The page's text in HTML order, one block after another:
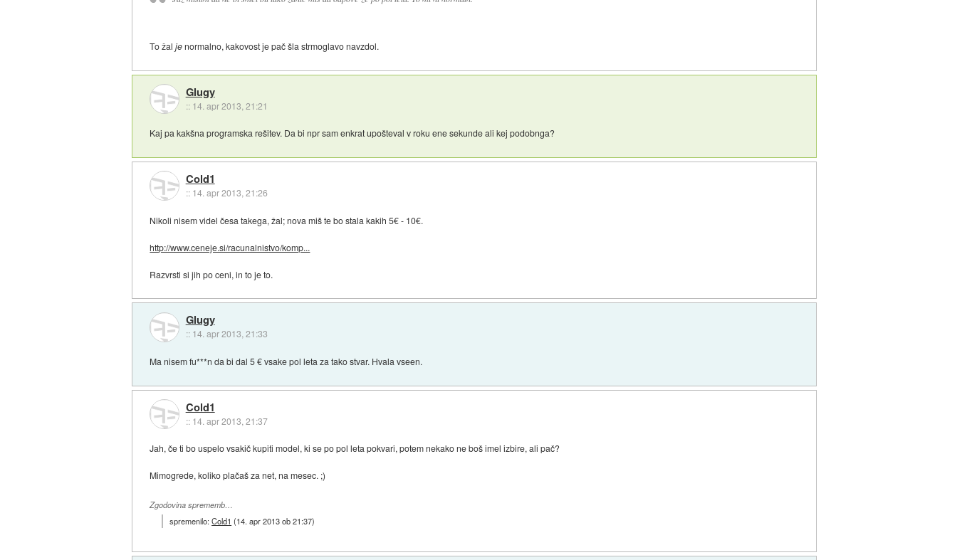
To žaljenormalno, kakovost je pač šla strmoglavo navzdol.
Glugy
:: 14. apr 2013, 21:21
Kaj pa kakšna programska rešitev. Da bi npr sam enkrat upošteval v roku ene sekunde ali kej podobnga?
Cold1
:: 14. apr 2013, 21:26
Nikoli nisem videl česa takega, žal; nova miš te bo stala kakih 5€ - 10€.
http://www.ceneje.si/racunalnistvo/komp...
Razvrsti si jih po ceni, in to je to.
Glugy
:: 14. apr 2013, 21:33
Ma nisem fu***n da bi dal 5 € vsake pol leta za tako stvar. Hvala vseen.
Cold1
:: 14. apr 2013, 21:37
Jah, če ti bo uspelo vsakič kupiti model, ki se po pol leta pokvari, potem nekako ne boš imel izbire, ali pač?
Mimogrede, koliko plačaš za net, na mesec. ;)
Zgodovina sprememb…
spremenilo:Cold1 (14. apr 2013 ob 21:37)